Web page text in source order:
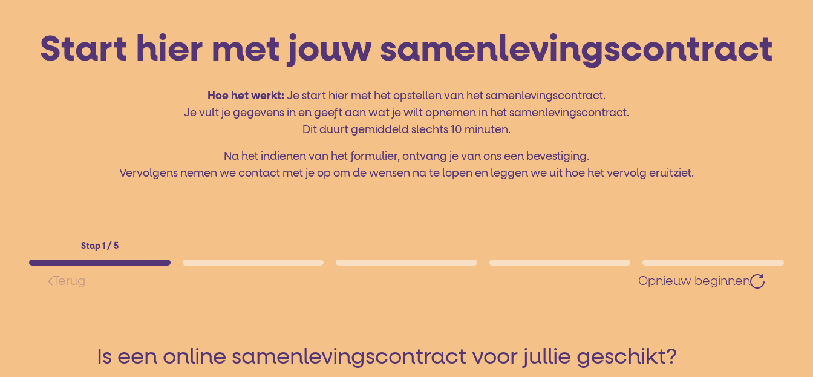
Start hier met jouw samenlevingscontract
Hoe het werkt: Je start hier met het opstellen van het samenlevingscontract.
Je vult je gegevens in en geeft aan wat je wilt opnemen in het samenlevingscontract.
Dit duurt gemiddeld slechts 10 minuten.
Na het indienen van het formulier, ontvang je van ons een bevestiging.
Vervolgens nemen we contact met je op om de wensen na te lopen en leggen we uit hoe het vervolg eruitziet.
Stap 1 / 5
Terug Opnieuw beginnen
Is een online samenlevingscontract voor jullie geschikt?